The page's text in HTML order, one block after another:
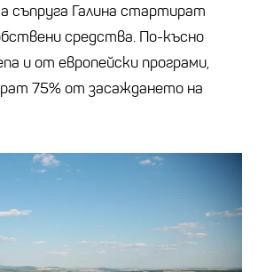
съпруга Галина стартират
средства. По-късно
и от европейски програми,
75% от засаждането на